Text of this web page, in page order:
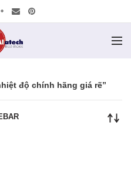
độ chính hãng giá rẽ”